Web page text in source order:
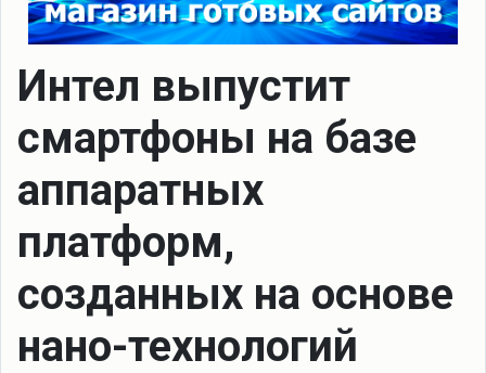
Интел выпустит
смартфоны на базе
аппаратных
платформ,
созданных на основе
нано-технологий